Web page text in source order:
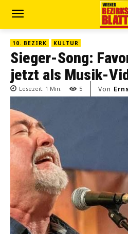
10. BEZIRK KULTUR
Sieger-Song:
jetzt als Musik-
Lesezeit: 1 Min. 5 Von